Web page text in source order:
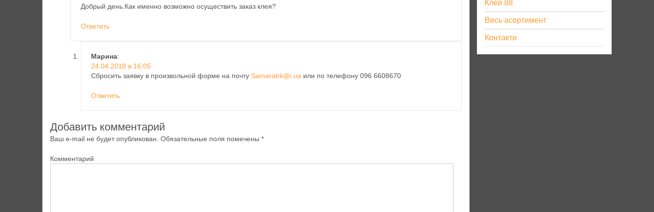
Добрый день.Как именно возможно осуществить заказ клея?
Ответить
Марина:
24.04.2018 в 16:05
Сбросить заявку в произвольной форме на почту Samaratrk@i.ua или по телефону 096 6608670
Ответить
Добавить комментарий
Ваш e-mail не будет опубликован. Обязательные поля помечены *
Комментарий
Клей 88
Весь асортимент
Контакти